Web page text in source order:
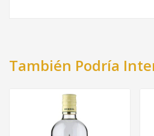
También Podría